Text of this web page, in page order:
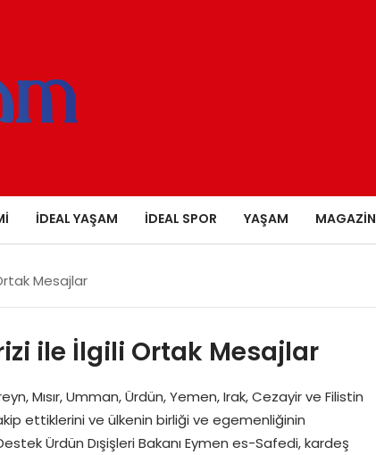
İDEAL YAŞAM İDEAL SPOR YAŞAM MAGAZIN
Mesajlar
ile İlgili Ortak Mesajlar
Mısır, Umman, Ürdün, Yemen, Irak, Cezayir ve Filistin
ettiklerini ve ülkenin birliği ve egemenliğinin
Ürdün Dışişleri Bakanı Eymen es-Safedi, kardeş